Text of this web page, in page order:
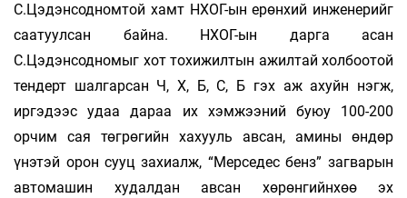
С.Цэдэнсодномтой хамт НХОГ-ын ерөнхий инженерийг
саатуулсан байна. НХОГ-ын дарга асан
С.Цэдэнсодномыг хот тохижилтын ажилтай холбоотой
тендерт шалгарсан Ч, Х, Б, С, Б гэх аж ахуйн нэгж,
иргэдээс удаа дараа их хэмжээний буюу 100-200
орчим сая төгрөгийн хахууль авсан, амины өндөр
үнэтэй орон сууц захиалж, “Мерседес бенз” загварын
автомашин худалдан авсан хөрөнгийнхөө эх